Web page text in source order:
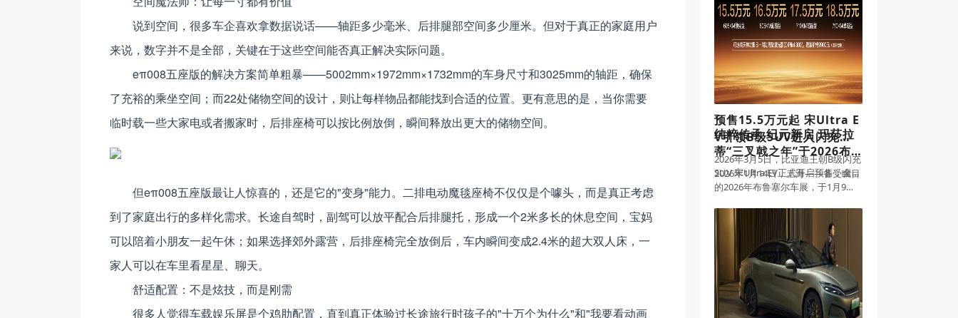
说到空间，很多车企喜欢拿数据说话——轴距多少毫米、后排腿部空间多少厘米。但对于真正的家庭用户
来说，数字并不是全部，关键在于这些空间能否真正解决实际问题。
eπ008五座版的解决方案简单粗暴——5002mm×1972mm×1732mm的车身尺寸和3025mm的轴距，确保
了充裕的乘坐空间；而22处储物空间的设计，则让每样物品都能找到合适的位置。更有意思的是，当你需要
临时载一些大家电或者搬家时，后排座椅可以按比例放倒，瞬间释放出更大的储物空间。
但eπ008五座版最让人惊喜的，还是它的"变身"能力。二排电动魔毯座椅不仅仅是个噱头，而是真正考虑
到了家庭出行的多样化需求。长途自驾时，副驾可以放平配合后排腿托，形成一个2米多长的休息空间，宝妈
可以陪着小朋友一起午休；如果选择郊外露营，后排座椅完全放倒后，车内瞬间变成2.4米的超大双人床，一
家人可以在车里看星星、聊天。
舒适配置：不是炫技，而是刚需
很多人觉得车载娱乐屏是个鸡肋配置，直到真正体验过长途旅行时孩子的"十万个为什么"和"我要看动画
SU7 Ultra已配备来自倍耐力的全新
P Zero与P Zero Trofeo RS轮胎。倍
耐力为小米定制了两款规格的P Ze
预售15.5万元起 宋Ultra E
V引领B级SUV进入闪充时
代
2026年3月5日，比亚迪王朝B级闪充
SUV 宋Ultra EV正式开启预售，全系
搭载比亚迪第二代刀片电池及闪充
车预售价15.5-18.5万元。同时，预
订用户还将享受整整
纯粹传承 纪元新启 玛莎拉
蒂“三叉戟之年”于2026布
鲁塞尔车展优雅启幕
2026年1月14日，上海——备受瞩目
的2026年布鲁塞尔车展，于1月9日
玛莎拉蒂，携旗下多款重磅车型优
雅亮相，以个性风范诠释魅力型
格，成为全场焦点。此次亮相，亦
标志着